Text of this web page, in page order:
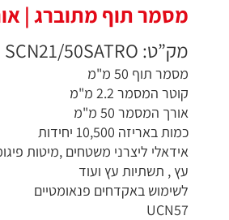
מסמר תוף מתוברג | אורך 50
מק”ט: SCN21/50SATRO
מסמר תוף 50 מ"מ
קוטר המסמר 2.2 מ"מ
אורך המסמר 50 מ"מ
כמות באריזה 10,500 יחידות
אידאלי ליצרני משטחים ,מיטות
עץ , תשתיות עץ ועוד
לשימוש באקדחים פנאומטיים
UCN57